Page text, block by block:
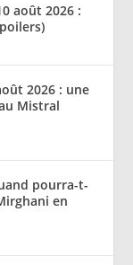
août 2026 :
2026 : une
Mistral
pourra-t-
en